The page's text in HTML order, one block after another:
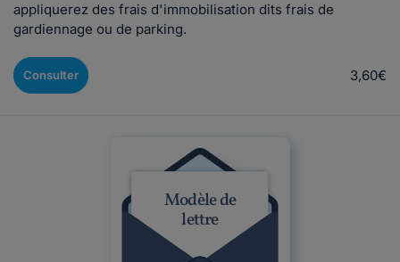
appliquerez des frais d'immobilisation dits frais de
gardiennage ou de parking.
Consulter 3,60€
Modèle de
lettre